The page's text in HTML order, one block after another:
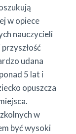
w opiece
nauczycieli
udana
5 lat i
opuszcza
w
być wysoki